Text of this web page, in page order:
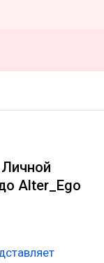
Личной
Alter_Ego